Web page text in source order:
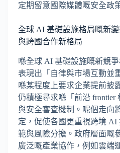
定期留意國際媒體嘅安全政
全球 AI 基礎設施格局嘅新
與跨國合作新格局
喺全球 AI 基礎設施嘅新競
表現出「自律與市場互動並
喺某程度上要求企業提前披
仍積極尋求喺「前沿 frontier
與安全審查機制。呢個走向
定，促使各國更重視跨境
範與風險分擔。政府層面嘅
廣泛嘅產業協作，例如雲端